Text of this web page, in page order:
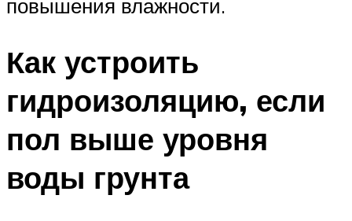
повышения влажности.
Как устроить
гидроизоляцию, если
пол выше уровня
воды грунта